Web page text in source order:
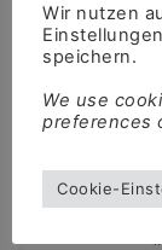
Wir nutzen
speichern.
We use
preferences
Cookie-